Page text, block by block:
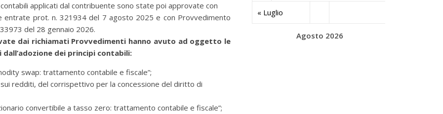
applicati dal contribuente sono state poi approvate con
entrate prot. n. 321934 del 7 agosto 2025 e con Provvedimento
del 28 gennaio 2026.
dai richiamati Provvedimenti hanno avuto ad oggetto le
dei principi contabili:
swap: trattamento contabile e fiscale”;
redditi, del corrispettivo per la concessione del diritto di
convertibile a tasso zero: trattamento contabile e fiscale”;
Agosto 2026
« Luglio